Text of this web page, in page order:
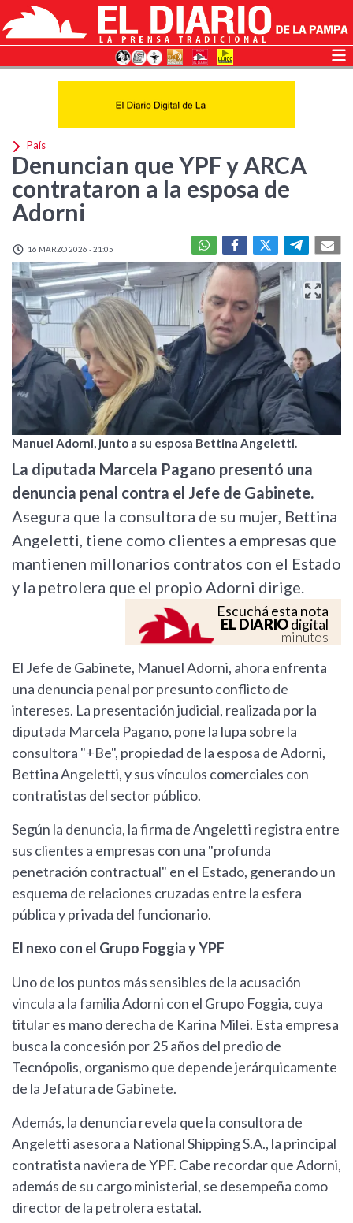
País
Denuncian que YPF y ARCA
contrataron a la esposa de
Adorni
16 MARZO 2026 - 21:05
Manuel Adorni, junto a su esposa Bettina Angeletti.
La diputada Marcela Pagano presentó una
denuncia penal contra el Jefe de Gabinete.
Asegura que la consultora de su mujer, Bettina
Angeletti, tiene como clientes a empresas que
mantienen millonarios contratos con el Estado
y la petrolera que el propio Adorni dirige.
Escuchá esta nota
EL DIARIOdigital
minutos
El Jefe de Gabinete, Manuel Adorni, ahora enfrenta
una denuncia penal por presunto conflicto de
intereses. La presentación judicial, realizada por la
diputada Marcela Pagano, pone la lupa sobre la
consultora "+Be", propiedad de la esposa de Adorni,
Bettina Angeletti, y sus vínculos comerciales con
contratistas del sector público.
Según la denuncia, la firma de Angeletti registra entre
sus clientes a empresas con una "profunda
penetración contractual" en el Estado, generando un
esquema de relaciones cruzadas entre la esfera
pública y privada del funcionario.
El nexo con el Grupo Foggia y YPF
Uno de los puntos más sensibles de la acusación
vincula a la familia Adorni con el Grupo Foggia, cuya
titular es mano derecha de Karina Milei. Esta empresa
busca la concesión por 25 años del predio de
Tecnópolis, organismo que depende jerárquicamente
de la Jefatura de Gabinete.
Además, la denuncia revela que la consultora de
Angeletti asesora a National Shipping S.A., la principal
contratista naviera de YPF. Cabe recordar que Adorni,
además de su cargo ministerial, se desempeña como
director de la petrolera estatal.